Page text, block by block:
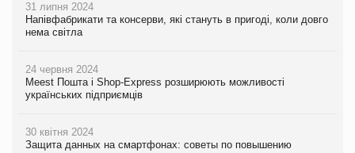
31 липня 2024
Напівфабрикати та консерви, які стануть в пригоді, коли довго
нема світла
24 червня 2024
Meest Пошта і Shop-Express розширюють можливості
українських підприємців
30 квітня 2024
Защита данных на смартфонах: советы по повышению